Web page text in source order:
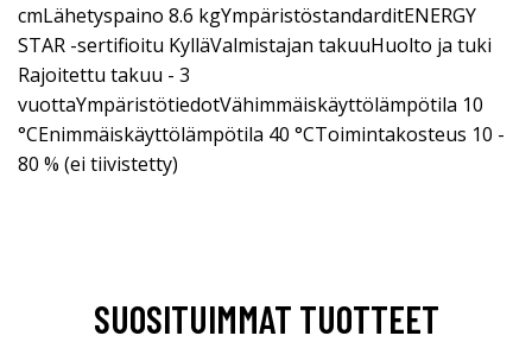
cmLähetyspaino 8.6 kgYmpäristöstandarditENERGY
STAR -sertifioitu KylläValmistajan takuuHuolto ja tuki
Rajoitettu takuu - 3
vuottaYmpäristötiedotVähimmäiskäyttölämpötila 10
°CEnimmäiskäyttölämpötila 40 °CToimintakosteus 10 -
80 % (ei tiivistetty)
SUOSITUIMMAT TUOTTEET